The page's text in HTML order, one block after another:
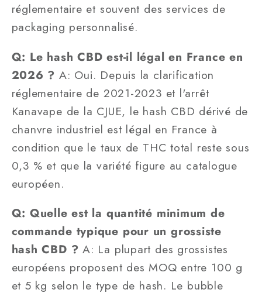
réglementaire et souvent des services de
packaging personnalisé.
Q: Le hash CBD est-il légal en France en
2026 ? A: Oui. Depuis la clarification
réglementaire de 2021-2023 et l'arrêt
Kanavape de la CJUE, le hash CBD dérivé de
chanvre industriel est légal en France à
condition que le taux de THC total reste sous
0,3 % et que la variété figure au catalogue
européen.
Q: Quelle est la quantité minimum de
commande typique pour un grossiste
hash CBD ? A: La plupart des grossistes
européens proposent des MOQ entre 100 g
et 5 kg selon le type de hash. Le bubble